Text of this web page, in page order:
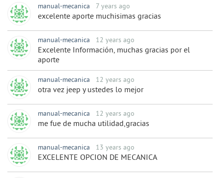
manual-mecanica 7 years ago
excelente aporte muchisimas gracias
manual-mecanica 12 years ago
Excelente Información, muchas gracias por el
aporte
manual-mecanica 12 years ago
otra vez jeep y ustedes lo mejor
manual-mecanica 12 years ago
me fue de mucha utilidad,gracias
manual-mecanica 13 years ago
EXCELENTE OPCION DE MECANICA